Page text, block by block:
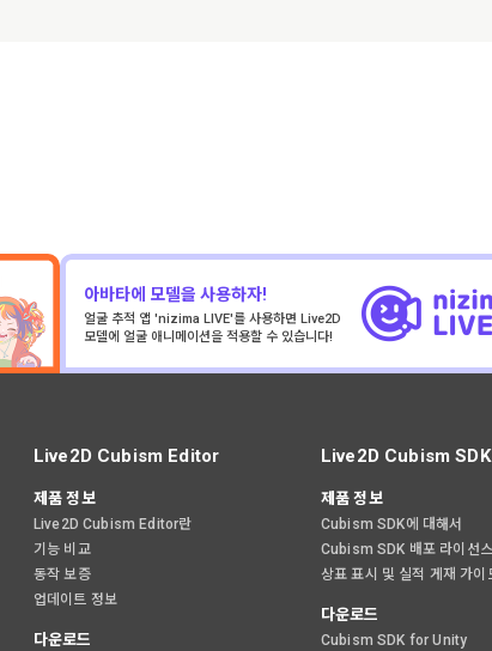
아바타에 모델을 사용하자!
얼굴 추적 앱 'nizima LIVE'를 사용하면 Live2D
모델에 얼굴 애니메이션을 적용할 수 있습니다!
Live2D Cubism Editor
제품 정보
Live2D Cubism Editor란
기능 비교
동작 보증
업데이트 정보
다운로드
Live2D Cubism SDK
제품 정보
Cubism SDK에 대해서
Cubism SDK 배포 라이선스
상표 표시 및 실적 게재 가이
다운로드
Cubism SDK for Unity